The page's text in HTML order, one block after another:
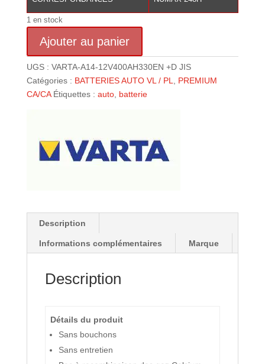
1 en stock
BATTERIE
(A14)12
330
(EN)
Ajouter au panier
UGS : VARTA-A14-12V400AH330EN +D JIS
Catégories : BATTERIES AUTO VL / PL
PREMIUM
CA/CA Étiquettes : auto, batterie
Description
Informations complémentaires Marque
Description
Détails du produit
Sans bouchons
Sans entretien